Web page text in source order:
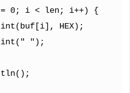
i < len; i++) {
HEX);
");